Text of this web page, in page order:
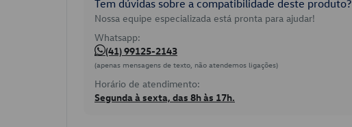
Tem dúvidas sobre a compatibilidade deste produto?
Nossa equipe especializada está pronta para ajudar!
Whatsapp:
(41) 99125-2143
(apenas mensagens de texto, não atendemos ligações)
Horário de atendimento:
Segunda à sexta, das 8h às 17h.